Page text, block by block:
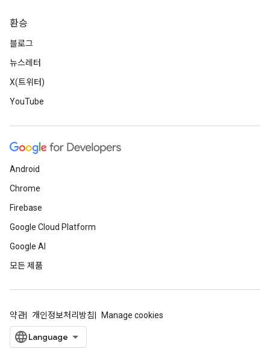
환승
블로그
뉴스레터
X(트위터)
YouTube
Android
Chrome
Firebase
Google Cloud Platform
Google AI
모든 제품
약관 개인정보처리방침 Manage cookies